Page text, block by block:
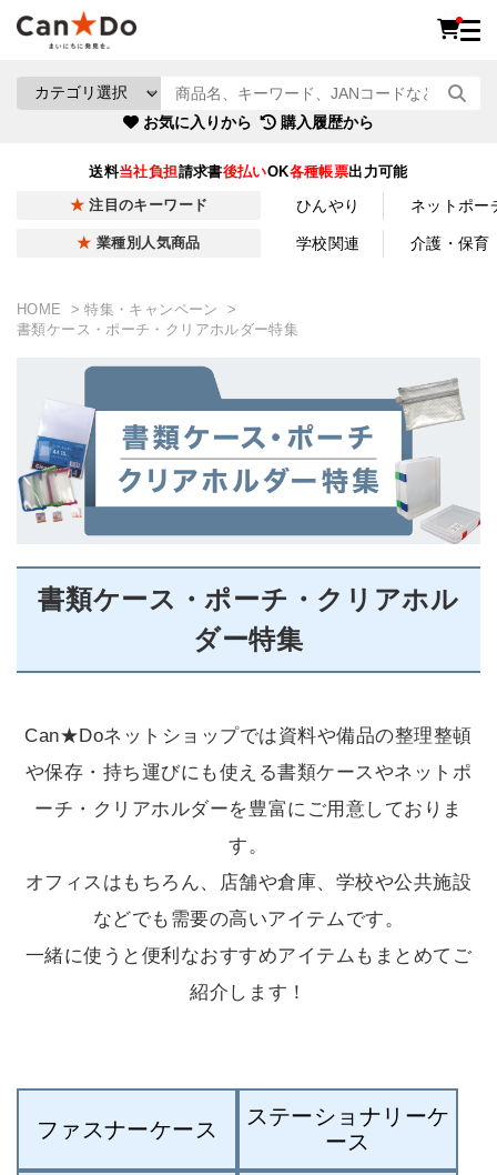
お気に入りから 購入履歴から
送料当社負担請求書後払いOK各種帳票出力可能
注目のキーワード ひんやり ネットポー
業種別人気商品 学校関連 介護・保育
HOME
特集・キャンペーン
書類ケース・ポーチ・クリアホルダー特集
書類ケース・ポーチ・クリアホル
ダー特集
Can★Doネットショップでは資料や備品の整理整頓
や保存・持ち運びにも使える書類ケースやネットポ
ーチ・クリアホルダーを豊富にご用意しておりま
す。
オフィスはもちろん、店舗や倉庫、学校や公共施設
などでも需要の高いアイテムです。
一緒に使うと便利なおすすめアイテムもまとめてご
紹介します！
ファスナーケース
ステーショナリーケ
ース